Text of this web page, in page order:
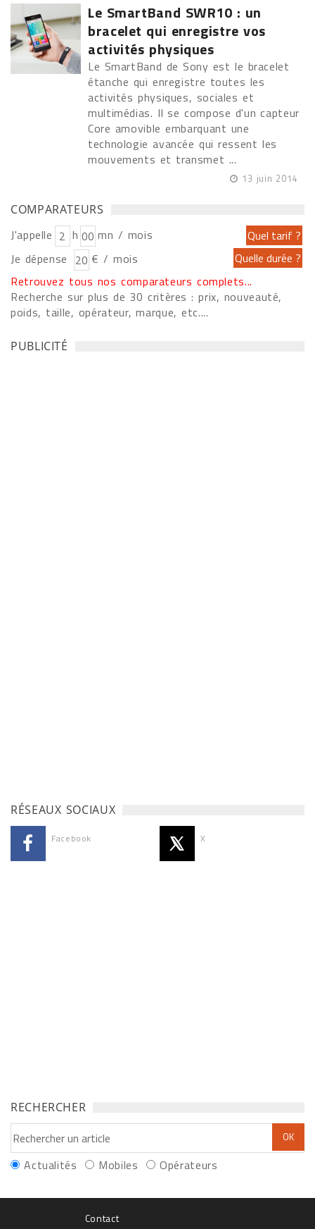
Le SmartBand SWR10 : un
bracelet qui enregistre vos
activités physiques
Le SmartBand de Sony est le bracelet
étanche qui enregistre toutes les
activités physiques, sociales et
multimédias. Il se compose d'un capteur
Core amovible embarquant une
technologie avancée qui ressent les
mouvements et transmet ...
13 juin 2014
COMPARATEURS
J'appelle h
mn / mois
Je dépense
€ / mois
Retrouvez tous nos comparateurs complets...
Recherche sur plus de 30 critères : prix, nouveauté,
poids, taille, opérateur, marque, etc....
PUBLICITÉ
RÉSEAUX SOCIAUX
Facebook X
RECHERCHER
Actualités Mobiles Opérateurs
Contact